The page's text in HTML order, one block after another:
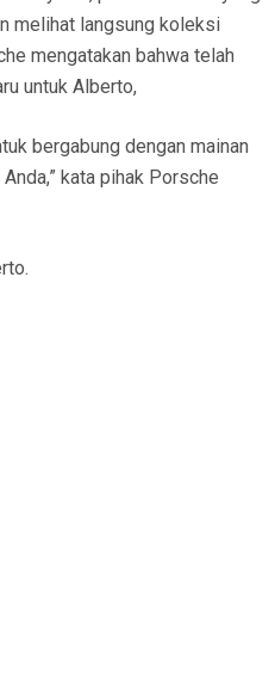
melihat langsung koleksi
mengatakan bahwa telah
untuk Alberto,
bergabung dengan mainan
kata pihak Porsche